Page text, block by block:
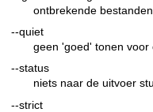
ontbrekende
--quiet
geen 'goed' tonen voor
--status
niets naar de uitvoer
--strict